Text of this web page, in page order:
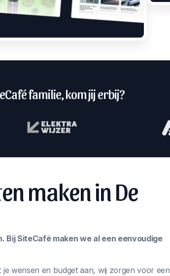
familie, kom jij erbij?
maken in De
Bij SiteCafé maken we al een eenvoudige
wensen en budget aan, wij zorgen voor een